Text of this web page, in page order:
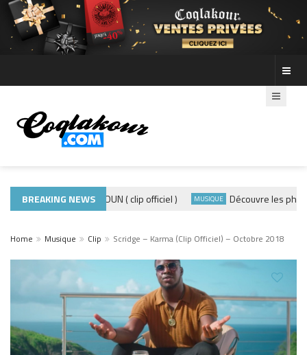
BREAKING NEWS
ADE440 – GRAMOUN ( clip officiel ) MUSIQUE Découvre les photos
Home Musique Clip Scridge – Karma (Clip Officiel) – Octobre 2018